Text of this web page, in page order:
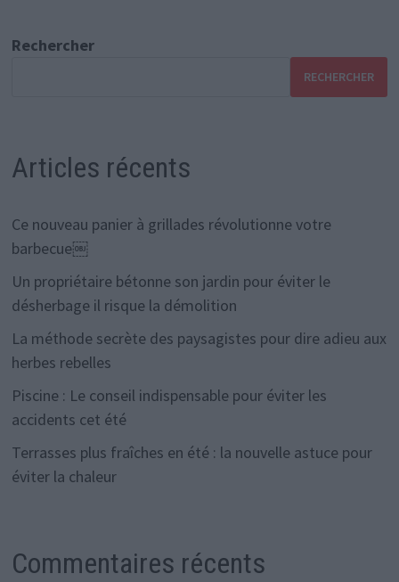
Rechercher
RECHERCHER
Articles récents
Ce nouveau panier à grillades révolutionne votre
barbecue￼
Un propriétaire bétonne son jardin pour éviter le
désherbage il risque la démolition
La méthode secrète des paysagistes pour dire adieu aux
herbes rebelles
Piscine : Le conseil indispensable pour éviter les
accidents cet été
Terrasses plus fraîches en été : la nouvelle astuce pour
éviter la chaleur
Commentaires récents